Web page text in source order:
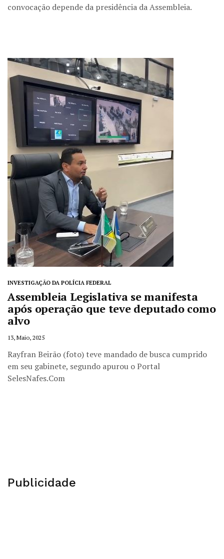
convocação depende da presidência da Assembleia.
INVESTIGAÇÃO DA POLÍCIA FEDERAL
Assembleia Legislativa se manifesta
após operação que teve deputado como
alvo
13, Maio, 2025
Rayfran Beirão (foto) teve mandado de busca cumprido
em seu gabinete, segundo apurou o Portal
SelesNafes.Com
Publicidade